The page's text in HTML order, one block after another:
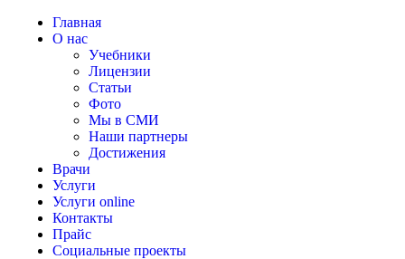
Главная
О нас
Учебники
Лицензии
Статьи
Фото
Мы в СМИ
Наши партнеры
Достижения
Врачи
Услуги
Услуги online
Контакты
Прайс
Социальные проекты